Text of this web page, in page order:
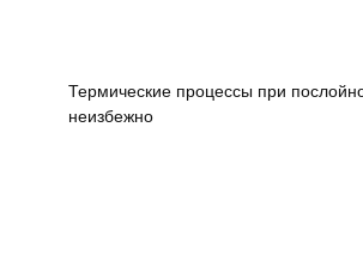
Термические процессы при
неизбежно